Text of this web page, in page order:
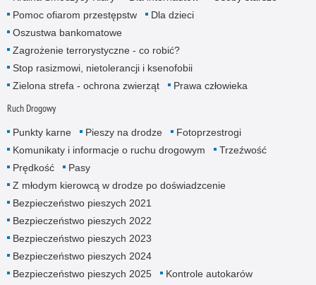
Pomoc ofiarom przestępstw
Dla dzieci
Oszustwa bankomatowe
Zagrożenie terrorystyczne - co robić?
Stop rasizmowi, nietolerancji i ksenofobii
Zielona strefa - ochrona zwierząt
Prawa człowieka
Ruch Drogowy
Punkty karne Pieszy na drodze
Fotoprzestrogi
Komunikaty i informacje o ruchu drogowym
Trzeźwość
Prędkość
Pasy
Z młodym kierowcą w drodze po doświadzcenie
Bezpieczeństwo pieszych 2021
Bezpieczeństwo pieszych 2022
Bezpieczeństwo pieszych 2023
Bezpieczeństwo pieszych 2024
Bezpieczeństwo pieszych 2025
Kontrole autokarów